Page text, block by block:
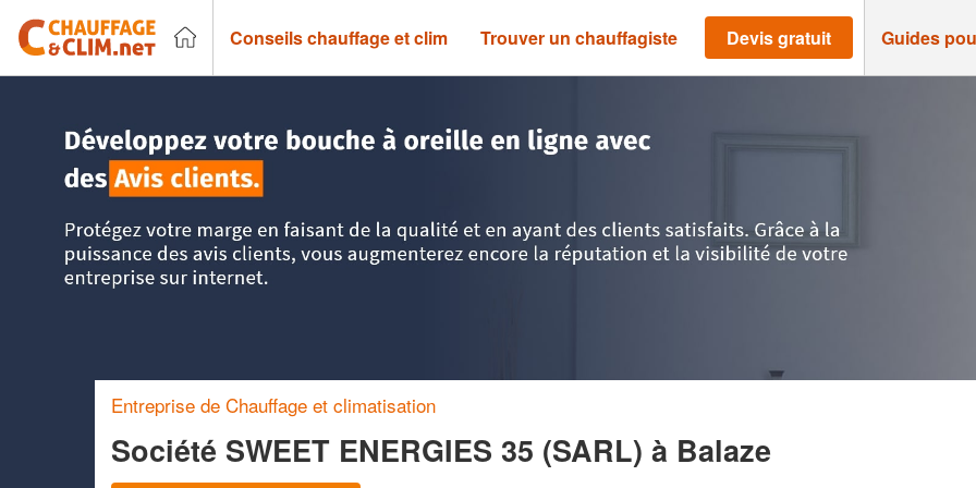
Conseils chauffage et clim Trouver un chauffagiste Devis gratuit Guides
Entreprise de Chauffage et climatisation
Société SWEET ENERGIES 35 (SARL) à Balaze